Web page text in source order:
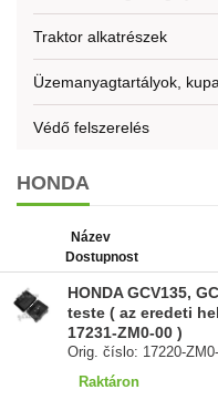
Traktor alkatrészek
Üzemanyagtartályok,
Védő felszerelés
HONDA
Název
Dostupnost
HONDA GCV135,
teste ( az eredeti
17231-ZM0-00 )
Orig. číslo: 17220-
Raktáron